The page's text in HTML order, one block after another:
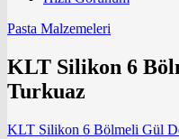
Pasta Malzemeleri
KLT Silikon 6
Turkuaz
KLT Silikon 6 Bölmeli Gül